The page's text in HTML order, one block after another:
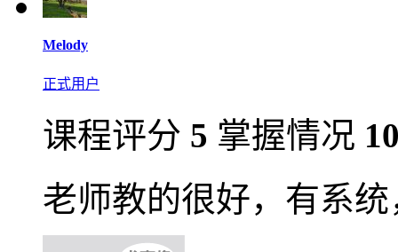
Melody
正式用户
课程评分 5 掌握情况
老师教的很好，有系